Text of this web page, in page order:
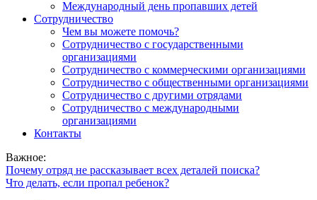
Международный день пропавших детей
Сотрудничество
Чем вы можете помочь?
Сотрудничество с государственными
организациями
Сотрудничество с коммерческими организациями
Сотрудничество с общественными организациями
Сотрудничество с другими отрядами
Сотрудничество с международными
организациями
Контакты
Важное:
Почему отряд не рассказывает всех деталей поиска?
Что делать, если пропал ребенок?